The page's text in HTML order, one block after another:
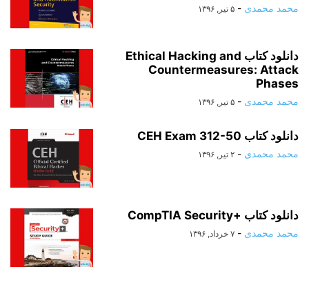
محمد محمدی - ۵ تیر, ۱۳۹۶
دانلود کتاب Ethical Hacking and
Countermeasures: Attack
Phases
محمد محمدی - ۵ تیر, ۱۳۹۶
دانلود کتاب CEH Exam 312-50
محمد محمدی - ۲ تیر, ۱۳۹۶
دانلود کتاب +CompTIA Security
محمد محمدی - ۷ خرداد, ۱۳۹۶